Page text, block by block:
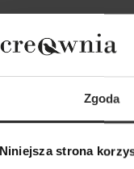
Zgoda
Niniejsza strona